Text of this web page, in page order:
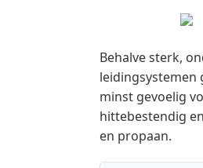
Behalve sterk,
leidingsystemen
minst gevoelig
hittebestendig
en propaan.